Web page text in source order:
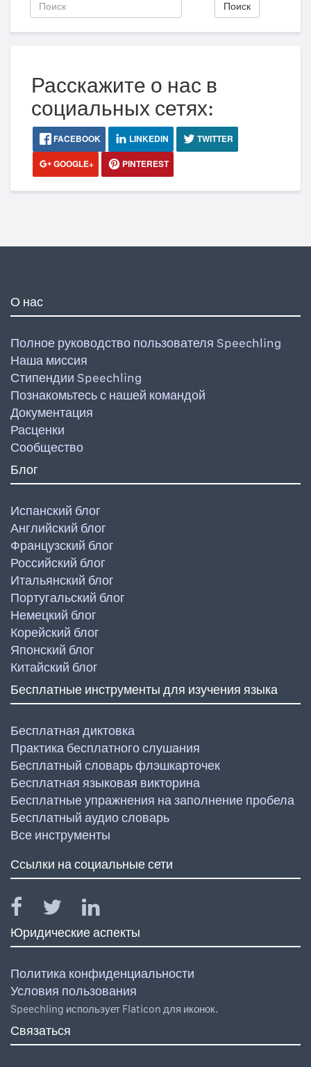
Поиск
Расскажите о нас в
социальных сетях:
FACEBOOK LINKEDIN
TWITTER
GOOGLE+
PINTEREST
О нас
Полное руководство пользователя Speechling
Наша миссия
Стипендии Speechling
Познакомьтесь с нашей командой
Документация
Расценки
Сообщество
Блог
Испанский блог
Английский блог
Французский блог
Российский блог
Итальянский блог
Португальский блог
Немецкий блог
Корейский блог
Японский блог
Китайский блог
Бесплатные инструменты для изучения языка
Бесплатная диктовка
Практика бесплатного слушания
Бесплатный словарь флэшкарточек
Бесплатная языковая викторина
Бесплатные упражнения на заполнение пробела
Бесплатный аудио словарь
Все инструменты
Ссылки на социальные сети
Юридические аспекты
Политика конфиденциальности
Условия пользования
Speechling использует Flaticon для иконок.
Связаться